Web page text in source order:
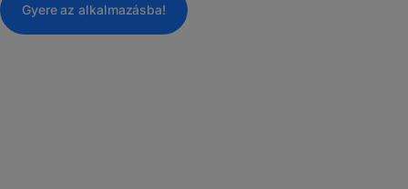
Gyere az alkalmazásba!